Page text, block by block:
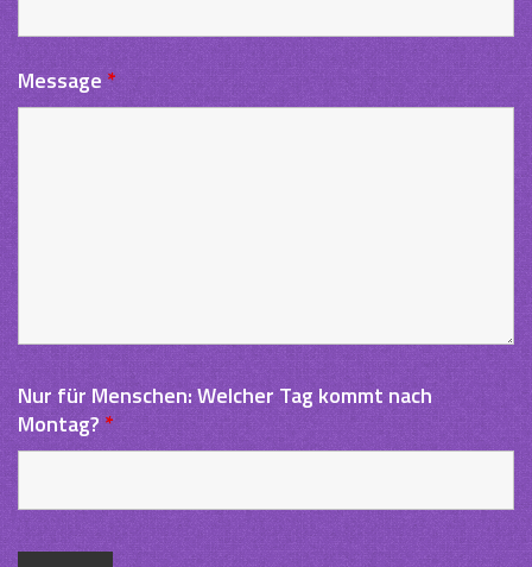
Message *
Nur für Menschen: Welcher Tag kommt nach
Montag? *